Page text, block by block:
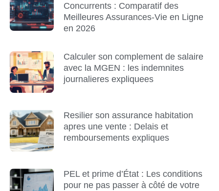
Concurrents : Comparatif des
Meilleures Assurances-Vie en Ligne
en 2026
Calculer son complement de salaire
avec la MGEN : les indemnites
journalieres expliquees
Resilier son assurance habitation
apres une vente : Delais et
remboursements expliques
PEL et prime d’État : Les conditions
pour ne pas passer à côté de votre